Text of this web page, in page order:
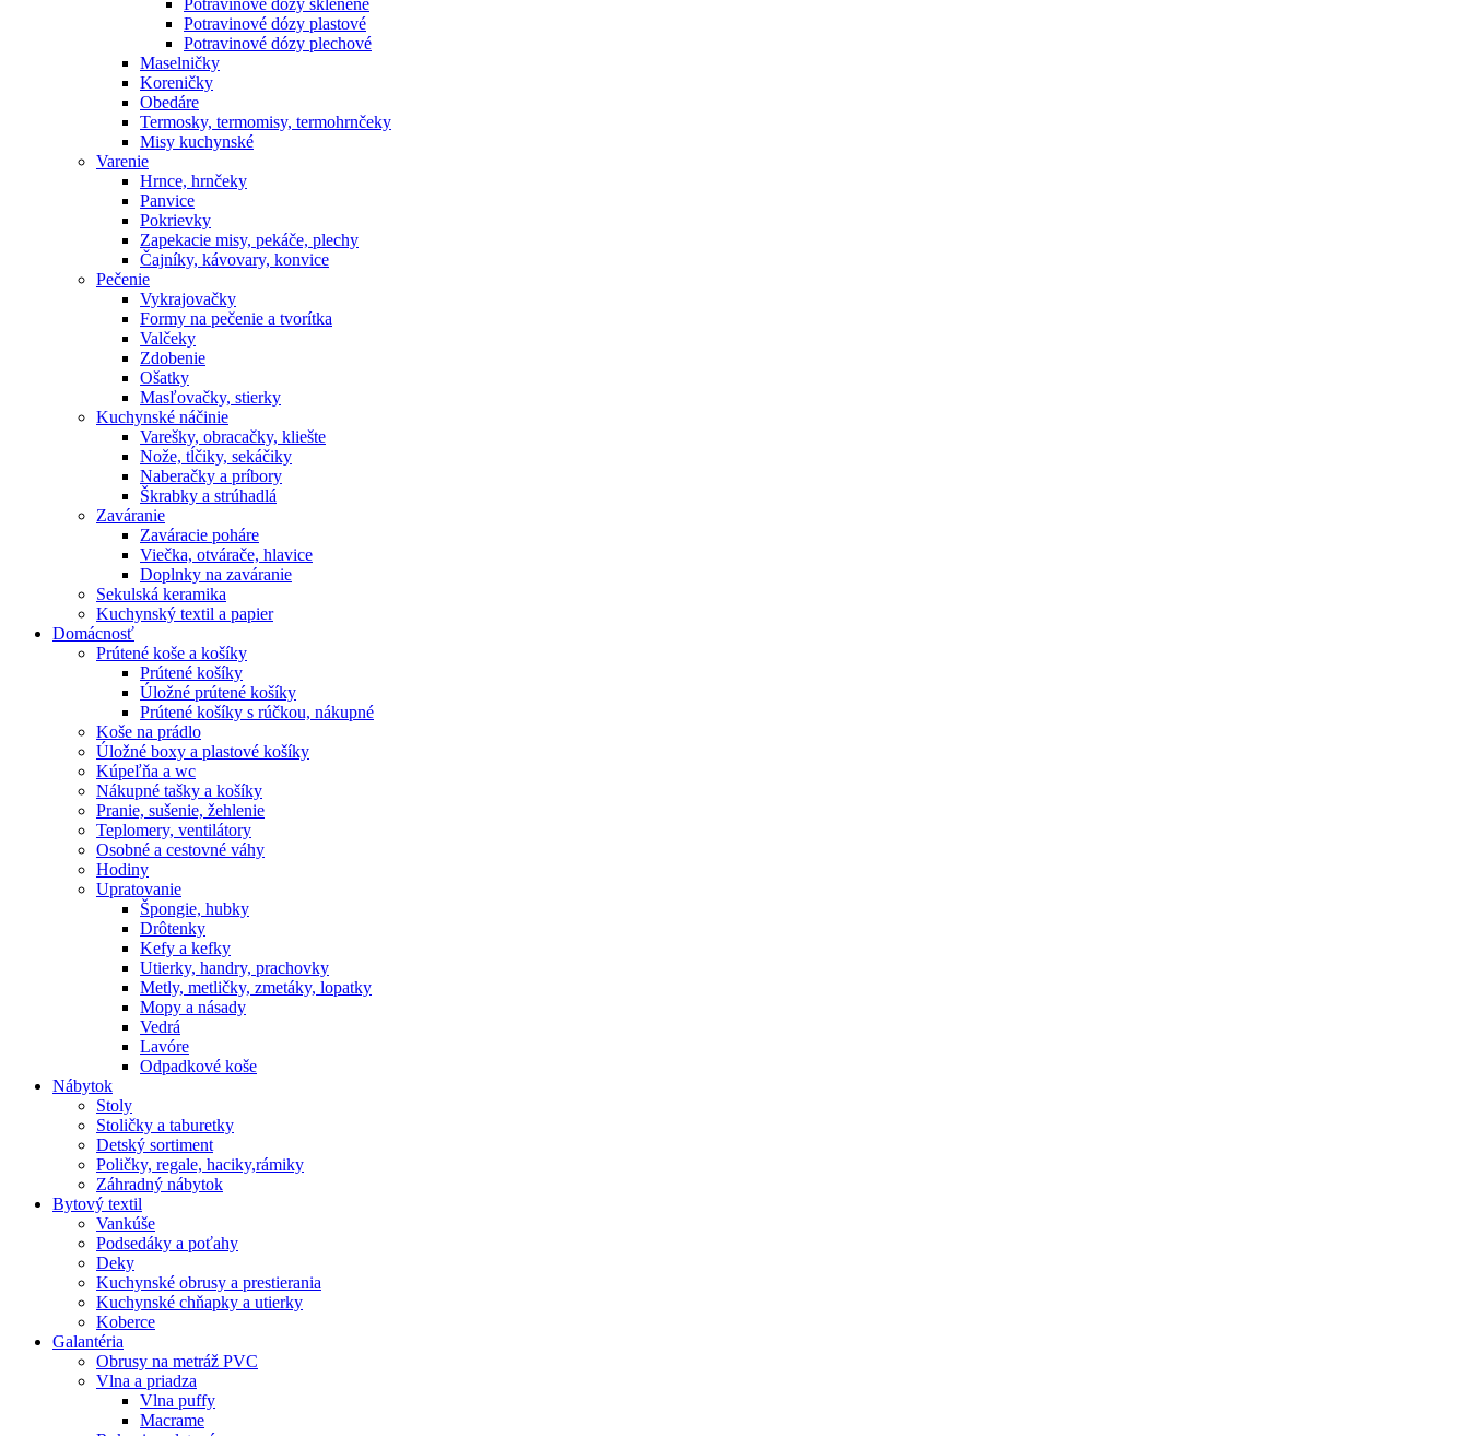
Potravinové dózy sklenené
Potravinové dózy plastové
Potravinové dózy plechové
Maselničky
Koreničky
Obedáre
Termosky, termomisy, termohrnčeky
Misy kuchynské
Varenie
Hrnce, hrnčeky
Panvice
Pokrievky
Zapekacie misy, pekáče, plechy
Čajníky, kávovary, konvice
Pečenie
Vykrajovačky
Formy na pečenie a tvorítka
Valčeky
Zdobenie
Ošatky
Masľovačky, stierky
Kuchynské náčinie
Varešky, obracačky, kliešte
Nože, tĺčiky, sekáčiky
Naberačky a príbory
Škrabky a strúhadlá
Zaváranie
Zaváracie poháre
Viečka, otvárače, hlavice
Doplnky na zaváranie
Sekulská keramika
Kuchynský textil a papier
Domácnosť
Prútené koše a košíky
Prútené košíky
Úložné prútené košíky
Prútené košíky s rúčkou, nákupné
Koše na prádlo
Úložné boxy a plastové košíky
Kúpeľňa a wc
Nákupné tašky a košíky
Pranie, sušenie, žehlenie
Teplomery, ventilátory
Osobné a cestovné váhy
Hodiny
Upratovanie
Špongie, hubky
Drôtenky
Kefy a kefky
Utierky, handry, prachovky
Metly, metličky, zmetáky, lopatky
Mopy a násady
Vedrá
Lavóre
Odpadkové koše
Nábytok
Stoly
Stoličky a taburetky
Detský sortiment
Poličky, regale, haciky,rámiky
Záhradný nábytok
Bytový textil
Vankúše
Podsedáky a poťahy
Deky
Kuchynské obrusy a prestierania
Kuchynské chňapky a utierky
Koberce
Galantéria
Obrusy na metráž PVC
Vlna a priadza
Vlna puffy
Macrame